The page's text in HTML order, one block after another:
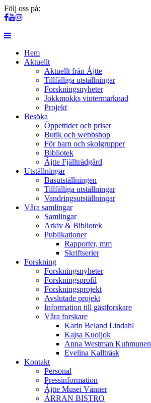
Följ oss på:
Hem
Aktuellt
Aktuellt från Ájtte
Tillfälliga utställningar
Forskningsnyheter
Jokkmokks vintermarknad
Projekt
Besöka
Öppettider och priser
Butik och webbshop
För barn och skolgrupper
Bibliotek
Ájtte Fjällträdgård
Utställningar
Basutställningen
Tillfälliga utställningar
Vandringsutställningar
Våra samlingar
Samlingar
Arkiv & Bibliotek
Publikationer
Rapporter, mm
Skriftserier
Forskning
Forskningsnyheter
Forskningsprofil
Forskningsprojekt
Avslutade projekt
Information till gästforskare
Våra forskare
Karin Beland Lindahl
Kajsa Kuoljok
Anna Westman Kuhmunen
Evelina Kallträsk
Kontakt
Personal
Pressinformation
Ájtte Musei Vänner
ÁRRAN BISTRO